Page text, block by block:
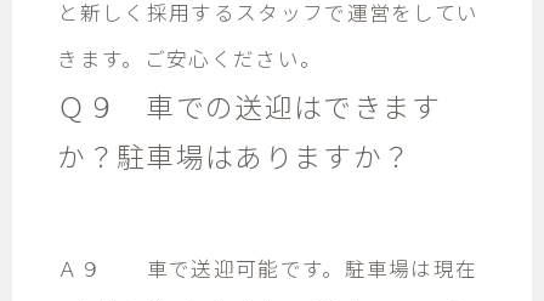
と新しく採用するスタッフで運営をしてい
きます。ご安心ください。
Ｑ９ 車での送迎はできます
か？駐車場はありますか？
Ａ９ 車で送迎可能です。駐車場は現在